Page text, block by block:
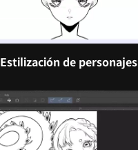
Estilización de personajes